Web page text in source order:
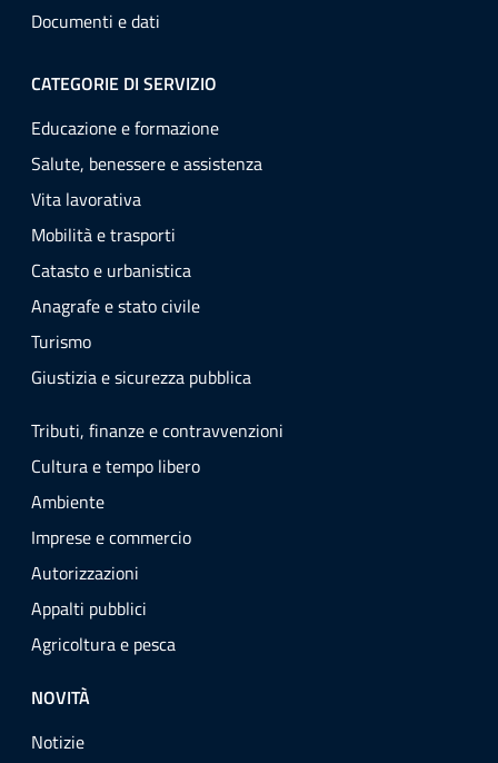
Documenti e dati
CATEGORIE DI SERVIZIO
Educazione e formazione
Salute, benessere e assistenza
Vita lavorativa
Mobilità e trasporti
Catasto e urbanistica
Anagrafe e stato civile
Turismo
Giustizia e sicurezza pubblica
Tributi, finanze e contravvenzioni
Cultura e tempo libero
Ambiente
Imprese e commercio
Autorizzazioni
Appalti pubblici
Agricoltura e pesca
NOVITÀ
Notizie